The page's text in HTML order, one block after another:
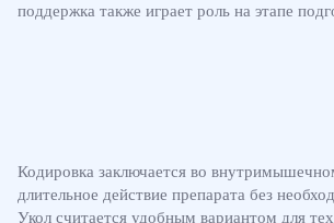
поддержка также играет роль на этапе
Кодировка заключается во
длительное действие препарата без
Укол считается удобным вариантом для